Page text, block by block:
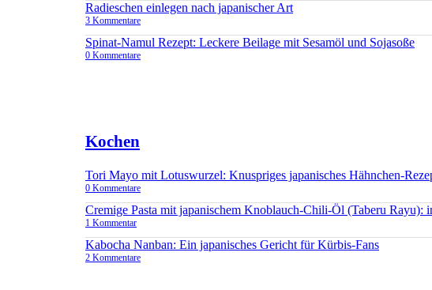
Radieschen einlegen nach japanischer Art
3 Kommentare
Spinat-Namul Rezept: Leckere Beilage mit Sesamöl und Sojasoße
0 Kommentare
Kochen
Tori Mayo mit Lotuswurzel: Knuspriges japanisches Hähnchen-
0 Kommentare
Cremige Pasta mit japanischem Knoblauch-Chili-Öl (Taberu
1 Kommentar
Kabocha Nanban: Ein japanisches Gericht für Kürbis-Fans
2 Kommentare